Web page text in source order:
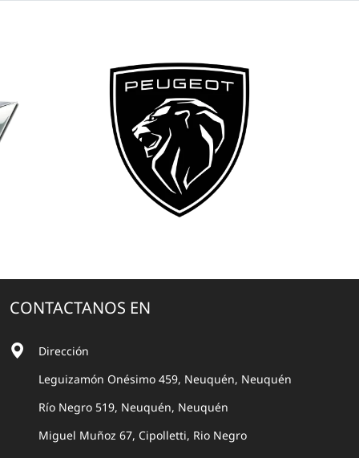
CONTACTANOS EN
Dirección
Leguizamón Onésimo 459, Neuquén, Neuquén
Río Negro 519, Neuquén, Neuquén
Miguel Muñoz 67, Cipolletti, Rio Negro